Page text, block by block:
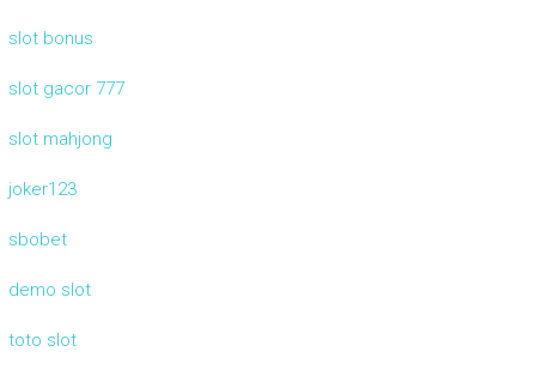
slot bonus
slot gacor 777
slot mahjong
joker123
sbobet
demo slot
toto slot